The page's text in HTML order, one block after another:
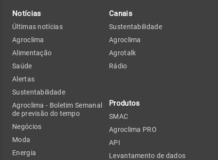
Notícias
Últimas notícias
Agroclima
Alimentação
Saúde
Alertas
Sustentabilidade
Agroclima - Boletim Semanal
de previsão do tempo
Negócios
Moda
Energia
Canais
Sustentabilidade
Agroclima
Agrotalk
Rádio
Produtos
SMAC
Agroclima PRO
API
Levantamento de dados